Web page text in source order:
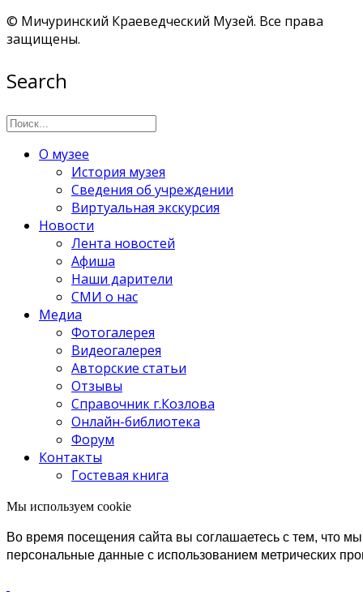
© Мичуринский Краеведческий Музей. Все права
защищены.
Search
О музее
История музея
Сведения об учреждении
Виртуальная экскурсия
Новости
Лента новостей
Афиша
Наши дарители
СМИ о нас
Медиа
Фотогалерея
Видеогалерея
Авторские статьи
Отзывы
Справочник г.Козлова
Онлайн-библиотека
Форум
Контакты
Гостевая книга
Мы используем cookie
Во время посещения сайта вы соглашаетесь с тем, что
персональные данные с использованием метрических